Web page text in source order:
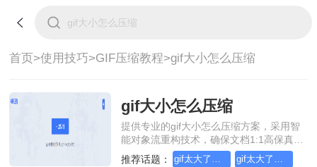
首页>使用技巧>GIF压缩教程>gif大小怎么压缩
gif大小怎么压缩
提供专业的gif大小怎么压缩方案，采用智
能对象流重构技术，确保文档1:1高保真还
原且排版不乱码。支持一键批量处理，全
推荐话题： gif太大了怎么缩小 gif太大了怎么压缩